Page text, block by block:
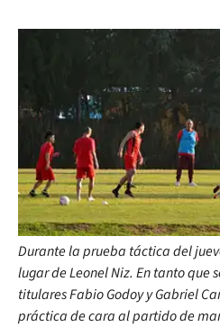
Durante la prueba táctica del
lugar de Leonel Niz. En tanto que
titulares Fabio Godoy y Gabriel
práctica de cara al partido de